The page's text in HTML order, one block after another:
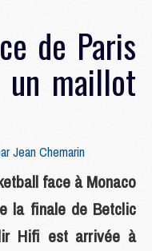
de Paris
un maillot
Jean Chemarin
face à Monaco
la finale de Betclic
Hifi est arrivée à